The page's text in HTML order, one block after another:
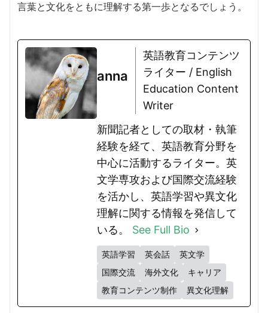
言葉と文化をともに理解する第一歩となるでしょう。
anna
英語教育コンテンツ
ライター / English
Education Content
Writer
新聞記者としての取材・執筆
経験を経て、英語教育分野を
中心に活動するライター。英
文学専攻および国際交流経験
を活かし、英語学習や異文化
理解に関する情報を発信して
いる。 See Full Bio
英語学習 英会話
英文学
国際交流
海外文化
キャリア
教育コンテンツ制作
異文化理解